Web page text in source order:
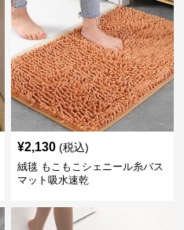
¥2,130 (税込)
絨毯 もこもこシェニール糸バス
マット吸水速乾